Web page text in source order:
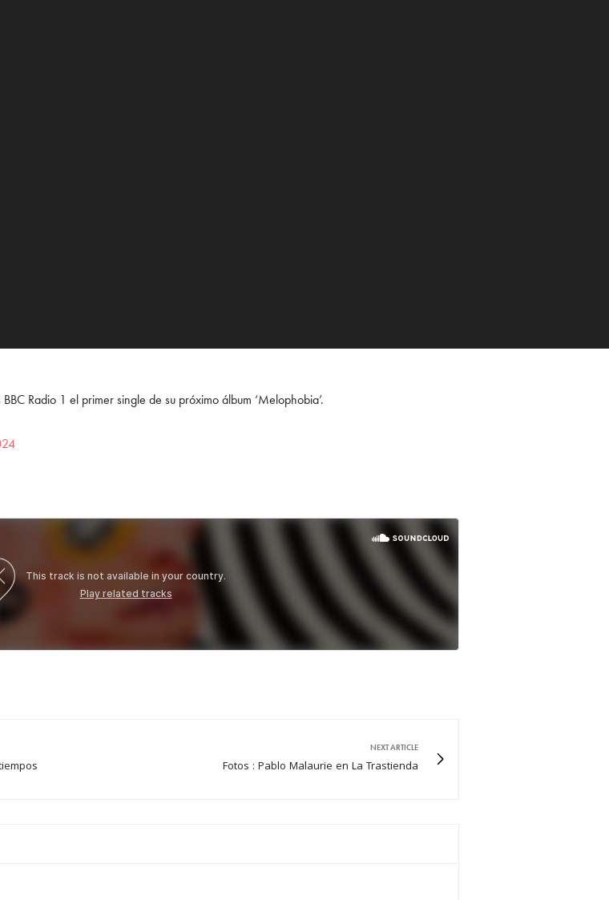
Radio 1 el primer single de su próximo álbum ‘Melophobia’.
NEXT ARTICLE
Fotos : Pablo Malaurie en La Trastienda